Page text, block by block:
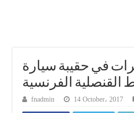
في حقيبة سيارة
الفرنسية
fnadmin 14 October، 2017